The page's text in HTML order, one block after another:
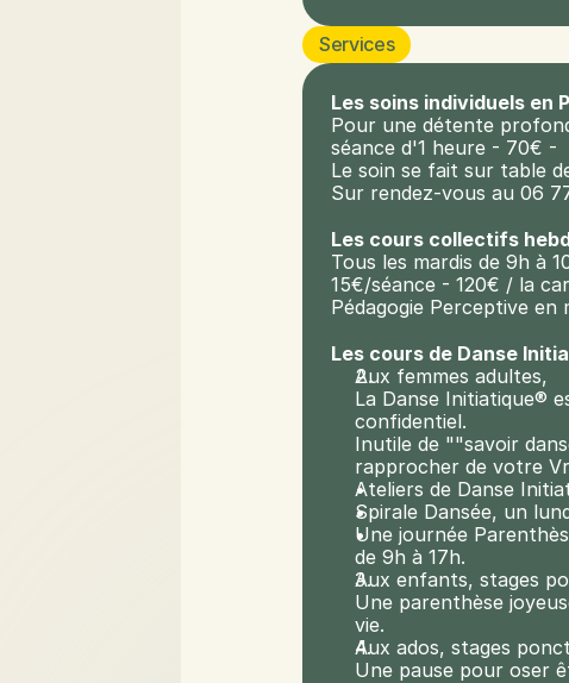
Services
Les soins individuels en
Pour une détente
séance d'1 heure - 70€ -
Le soin se fait sur table
Sur rendez-vous au 06
Les cours collectifs
Tous les mardis de 9h à
15€/séance - 120€ / la
Pédagogie Perceptive
Les cours de Danse
Aux femmes adultes,
La Danse Initiatique®
confidentiel.
Inutile de ""savoir
rapprocher de votre
Ateliers de Danse
Spirale Dansée, un
Une journée
de 9h à 17h.
Aux enfants, stages
Une parenthèse
vie.
Aux ados, stages
Une pause pour oser